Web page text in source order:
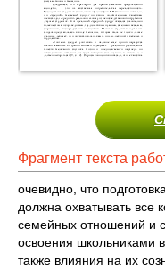
Фрагмент текста
очевидно, что
должна охватывать все
семейных отношений и
освоения школьниками
также влияния на их